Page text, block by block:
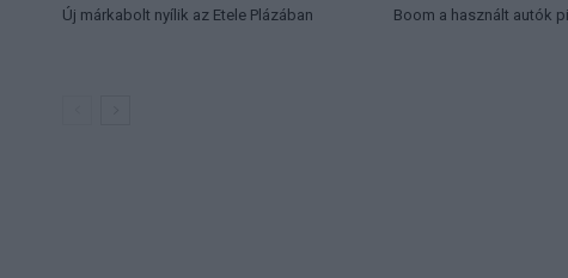
Új márkabolt nyílik az Etele Plázában Boom a használt autók